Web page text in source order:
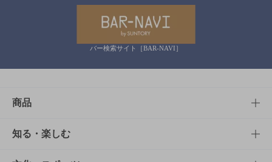
バー検索サイト［BAR-NAVI］
商品
商品TOP
知る・楽しむ